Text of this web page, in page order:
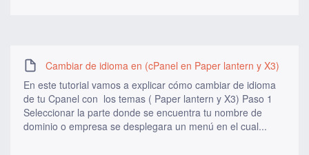
Cambiar de idioma en (cPanel en Paper lantern y X3)
En este tutorial vamos a explicar cómo cambiar de idioma
de tu Cpanel con los temas ( Paper lantern y X3) Paso 1
Seleccionar la parte donde se encuentra tu nombre de
dominio o empresa se desplegara un menú en el cual...